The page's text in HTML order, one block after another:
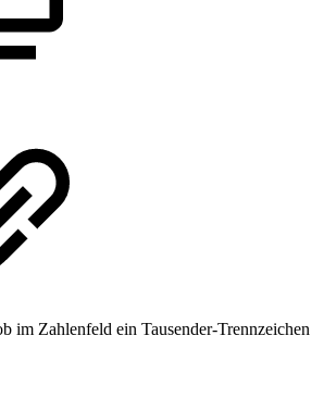
im Zahlenfeld ein Tausender-Trennzeichen